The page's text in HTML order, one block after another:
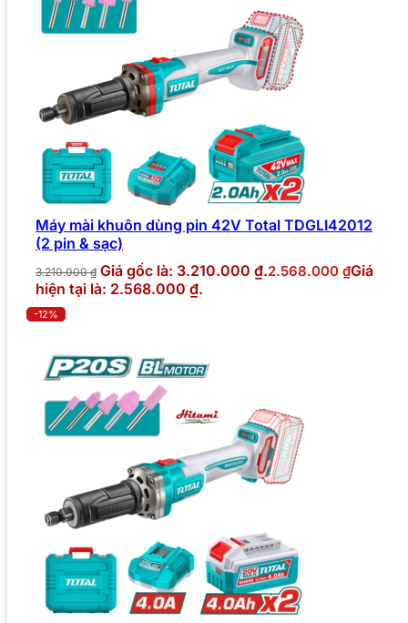
Máy mài khuôn dùng pin 42V Total TDGLI42012
(2 pin & sạc)
3.210.000₫ Giá gốc là: 3.210.000 ₫.2.568.000 ₫Giá
hiện tại là: 2.568.000 ₫.
-12%